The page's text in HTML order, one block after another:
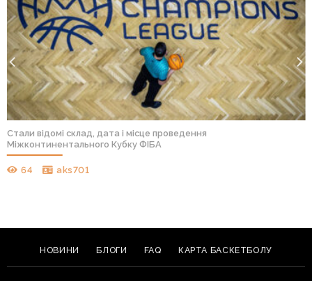
Стали відомі склад, дата і місце проведення
Міжконтинентального Кубку ФІБА
64 aks701
НОВИНИ БЛОГИ FAQ КАРТА БАСКЕТБОЛУ